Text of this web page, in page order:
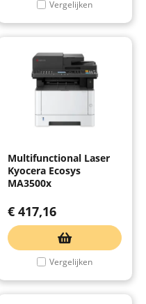
Vergelijken
Multifunctional Laser
Kyocera Ecosys
MA3500x
€ 417,16
Vergelijken